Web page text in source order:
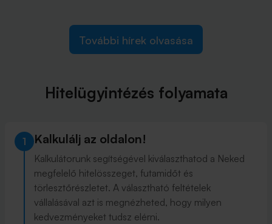
További hírek olvasása
Hitelügyintézés folyamata
1 Kalkulálj az oldalon!
Kalkulátorunk segítségével kiválaszthatod a Neked
megfelelő hitelösszeget, futamidőt és
törlesztőrészletet. A választható feltételek
vállalásával azt is megnézheted, hogy milyen
kedvezményeket tudsz elérni.